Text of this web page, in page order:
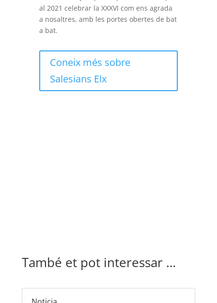
al 2021 celebrar la XXXVI com ens agrada
a nosaltres, amb les portes obertes de bat
a bat.
Coneix més sobre
Salesians Elx
També et pot interessar …